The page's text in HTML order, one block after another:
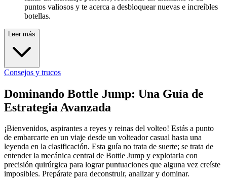
puntos valiosos y te acerca a desbloquear nuevas e increíbles
botellas.
Leer más
Consejos y trucos
Dominando Bottle Jump: Una Guía de
Estrategia Avanzada
¡Bienvenidos, aspirantes a reyes y reinas del volteo! Estás a punto
de embarcarte en un viaje desde un volteador casual hasta una
leyenda en la clasificación. Esta guía no trata de suerte; se trata de
entender la mecánica central de Bottle Jump y explotarla con
precisión quirúrgica para lograr puntuaciones que alguna vez creíste
imposibles. Prepárate para deconstruir, analizar y dominar.